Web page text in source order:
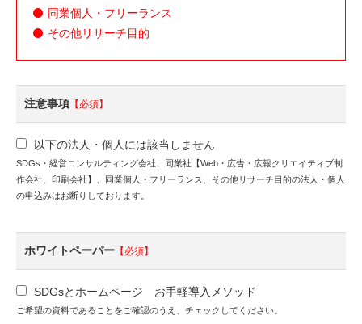
同業個人・フリーランス
その他リサーチ目的
注意事項 【必須】
以下の法人・個人には該当しません
SDGs・経営コンサルティング会社、同業社【Web・広告・広報クリエイティブ制
作会社、印刷会社】、同業個人・フリーランス、その他リサーチ目的の法人・個人
の申込みはお断りしております。
ホワイトペーパー 【必須】
SDGsとホームページ お手軽導入メソッド
ご希望の資料であることをご確認のうえ、チェックしてください。